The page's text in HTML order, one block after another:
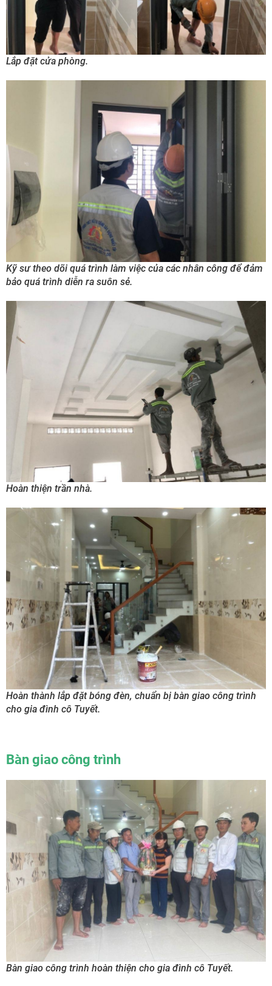
Lắp đặt cửa phòng.
Kỹ sư theo dõi quá trình làm việc của các nhân công để đảm
bảo quá trình diễn ra suôn sẻ.
Hoàn thiện trần nhà.
Hoàn thành lắp đặt bóng đèn, chuẩn bị bàn giao công trình
cho gia đình cô Tuyết.
Bàn giao công trình
Bàn giao công trình hoàn thiện cho gia đình cô Tuyết.